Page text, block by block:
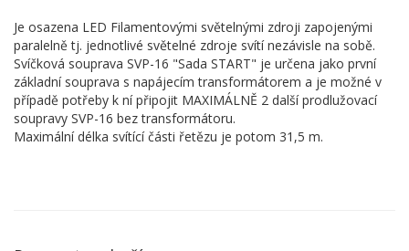
Je osazena LED Filamentovými světelnými zdroji zapojenými
paralelně tj. jednotlivé světelné zdroje svítí nezávisle na sobě.
Svíčková souprava SVP-16 "Sada START" je určena jako první
základní souprava s napájecím transformátorem a je možné v
případě potřeby k ní připojit MAXIMÁLNĚ 2 další prodlužovací
soupravy SVP-16 bez transformátoru.
Maximální délka svítící části řetězu je potom 31,5 m.